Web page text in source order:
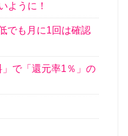
ように！
でも月に1回は確認
で「還元率1％」の